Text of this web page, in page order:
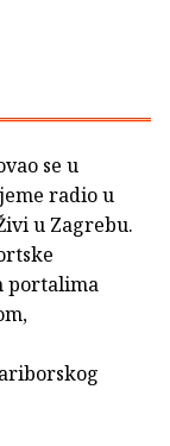
se u
radio u
u Zagrebu.
portalima